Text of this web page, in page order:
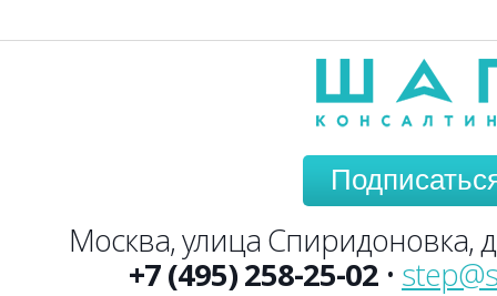
Москва, улица Спиридоновка,
+7 (495) 258-25-02 •